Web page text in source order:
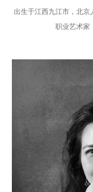
出生于江西九江市，北京
职业艺术家